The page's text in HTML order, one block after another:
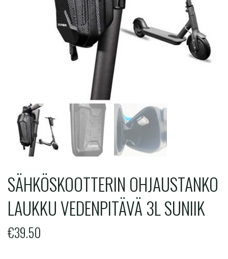
SÄHKÖSKOOTTERIN OHJAUSTANKO
LAUKKU VEDENPITÄVÄ 3L SUNIIK
€39.50